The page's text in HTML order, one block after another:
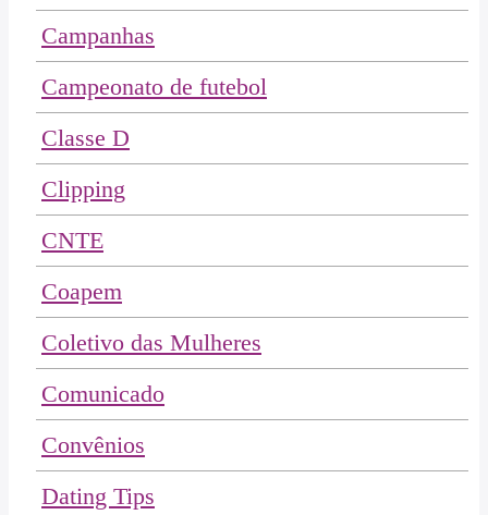
Campanhas
Campeonato de futebol
Classe D
Clipping
CNTE
Coapem
Coletivo das Mulheres
Comunicado
Convênios
Dating Tips